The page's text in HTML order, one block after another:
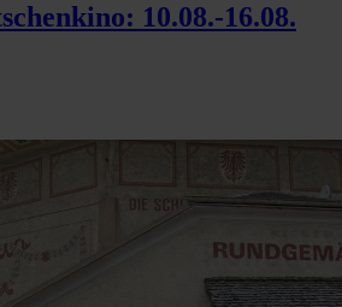
10.08.-16.08.